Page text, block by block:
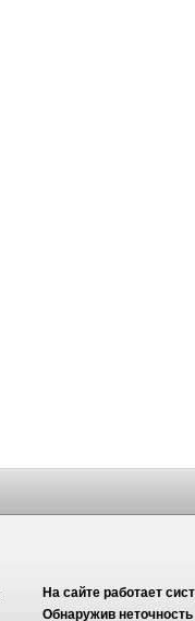
На сайте работает
Обнаружив